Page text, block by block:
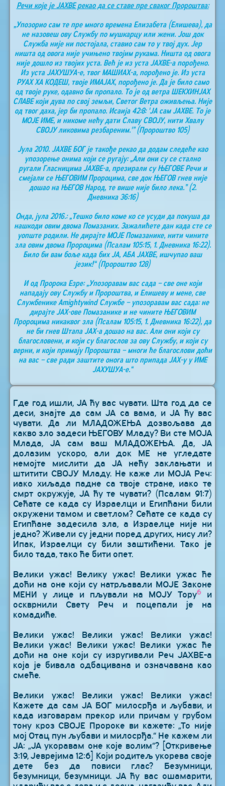
Речи које је ЈАХВЕ рекао да се ставе пре сваког Пророштва:
„Упозорио сам те пре много времена Елизабета (Елишева), да
не назовеш ову Службу по мушкарцу или жени. Још док
Служба није ни постојала, ставио сам то у твој дух. Јер
ништа од овога није учињено твојим рукама. Ништа од овога
није дошло из твојих уста. Већ је из уста ЈАХВЕ-а порођено.
Из уста ЈАХУШУА-е, твог МАШИАХ-а, порођено је. Из уста
РУАХ ХА КОДЕШ, твоје ИМАЈАХ, порођено је. Да је било само
од твоје руке, одавно би пропало. То је од ветра ШЕКХИНЈАХ
СЛАВЕ који дува по свој земљи, Светог Ветра оживљења. Није
од твог даха, јер би пропало. Исаија 42:8: 'ЈА сам ЈАХВЕ. То је
МОЈЕ ИМЕ, и никоме нећу дати Славу СВОЈУ, нити Хвалу
СВОЈУ ликовима резбареним.'” (Пророштво 105)
Јула 2010. ЈАХВЕ БОГ је такође рекао да додам следеће као
упозорење онима који се ругају: „Али они су се стално
ругали Гласницима ЈАХВЕ-а, презирали су ЊЕГОВЕ Речи и
смејали се ЊЕГОВИМ Пророцима, све док ЊЕГОВ гнев није
дошао на ЊЕГОВ Народ, те више није било лека.” (2.
Дневника 36:16)
Онда, јула 2016.: „Тешко било коме ко се усуди да покуша да
нашкоди овим двома Помазаних. Зажалићете дан када сте се
уопште родили. Не дирајте МОЈЕ Помазанике, нити чините
зла овим двома Пророцима (Псалам 105:15, 1. Дневника 16:22).
Било би вам боље када бих ЈА, АБА ЈАХВЕ, ишчупао ваш
језик!“ (Пророштво 128)
И од Пророка Езре: „Упозоравам вас сада – све оне који
нападају ову Службу и Пророштва, и Елишеву и мене, све
Службенике Аmightywind Службе – упозоравам вас сада: не
дирајте ЈАХ-ове Помазанике и не чините ЊЕГОВИМ
Пророцима никаквог зла (Псалам 105:15, 1. Дневника 16:22), да
не би гнев Штапа ЈАХ-а дошао на вас. Али они који су
благословени, и који су благослов за ову Службу, и који су
верни, и који примају Пророштва – многи ће благослови доћи
на вас – све ради заштите онога што припада ЈАХ-у у ИМЕ
ЈАХУШУА-е.“
Где год ишли, ЈА ћу вас чувати. Шта год да се
деси, знајте да сам ЈА са вама, и ЈА ћу вас
чувати. Да ли МЛАДОЖЕЊА дозвољава да
какво зло задеси ЊЕГОВУ Младу? Ви сте МОЈА
Млада, ЈА сам ваш МЛАДОЖЕЊА. Да, ЈА
долазим ускоро, али док МЕ не угледате
немојте мислити да ЈА нећу заклањати и
штитити СВОЈУ Младу. Не каже ли МОЈА Реч:
иако хиљада падне са твоје стране, иако те
смрт окружује, ЈА ћу те чувати? (Псалам 91:7)
Сећате се када су Израелци и Египћани били
окружени тамом и светлом? Сећате се када су
Египћане задесила зла, а Израелце није ни
једно? Живели су једни поред других, нису ли?
Ипак, Израелци су били заштићени. Тако је
било тада, тако ће бити опет.
Велики ужас! Велику ужас! Велики ужас ће
доћи на оне који су натрљавали МОЈЕ Законе
МЕНИ у лице и пљували на МОЈУ Тору6
и
оскврнили Свету Реч и поцепали је на
комадиће.
Велики ужас! Велики ужас! Велики ужас!
Велики ужас! Велики ужас! Велики ужас ће
доћи на оне који су изругивали Реч ЈАХВЕ-а
која је бивала одбацивана и означавана као
смеће.
Велики ужас! Велики ужас! Велики ужас!
Кажете да сам ЈА БОГ милосрђа и љубави, и
када изговарам прекор или причам у грубом
тону кроз СВОЈЕ Пророке ви кажете: „То није
мој Отац пун љубави и милосрђа.“ Не кажем ли
ЈА: „ЈА укоравам оне које волим“? [Откривење
3:19, Јеврејима 12:6] Који родитељ укорева своје
дете без да повиси глас? Безумници,
безумници, безумници. ЈА ћу вас ошамарити,